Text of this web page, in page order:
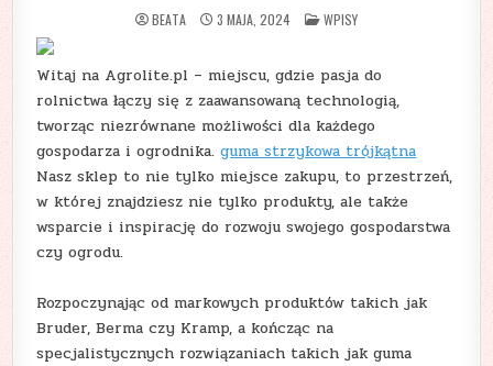
BEATA 3 MAJA, 2024 POSTED
IN
WPISY
Witaj na Agrolite.pl – miejscu, gdzie pasja do
rolnictwa łączy się z zaawansowaną technologią,
tworząc niezrównane możliwości dla każdego
gospodarza i ogrodnika.guma strzykowa trójkątna
Nasz sklep to nie tylko miejsce zakupu, to przestrzeń,
w której znajdziesz nie tylko produkty, ale także
wsparcie i inspirację do rozwoju swojego gospodarstwa
czy ogrodu.
Rozpoczynając od markowych produktów takich jak
Bruder, Berma czy Kramp, a kończąc na
specjalistycznych rozwiązaniach takich jak guma